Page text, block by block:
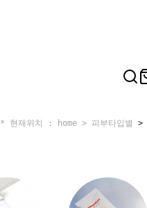
* 현재위치 : home > 피부타입별 >